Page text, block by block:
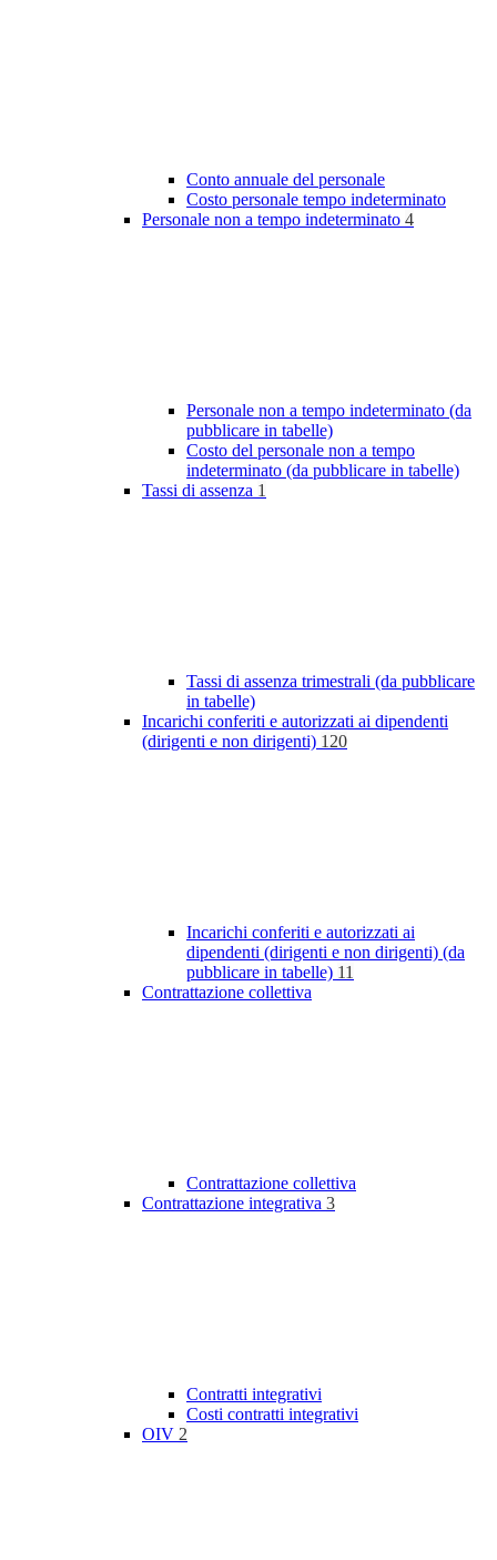
Conto annuale del personale
Costo personale tempo indeterminato
Personale non a tempo indeterminato 4
Personale non a tempo indeterminato (da
pubblicare in tabelle)
Costo del personale non a tempo
indeterminato (da pubblicare in tabelle)
Tassi di assenza 1
Tassi di assenza trimestrali (da pubblicare
in tabelle)
Incarichi conferiti e autorizzati ai dipendenti
(dirigenti e non dirigenti) 120
Incarichi conferiti e autorizzati ai
dipendenti (dirigenti e non dirigenti) (da
pubblicare in tabelle) 11
Contrattazione collettiva
Contrattazione collettiva
Contrattazione integrativa 3
Contratti integrativi
Costi contratti integrativi
OIV 2